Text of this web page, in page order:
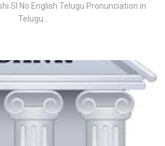
Sl No English Telugu Pronunciation in
Telugu...